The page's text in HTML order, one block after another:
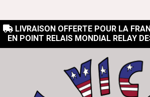
 LIVRAISON OFFERTE POUR LA
EN POINT RELAIS MONDIAL RELAY